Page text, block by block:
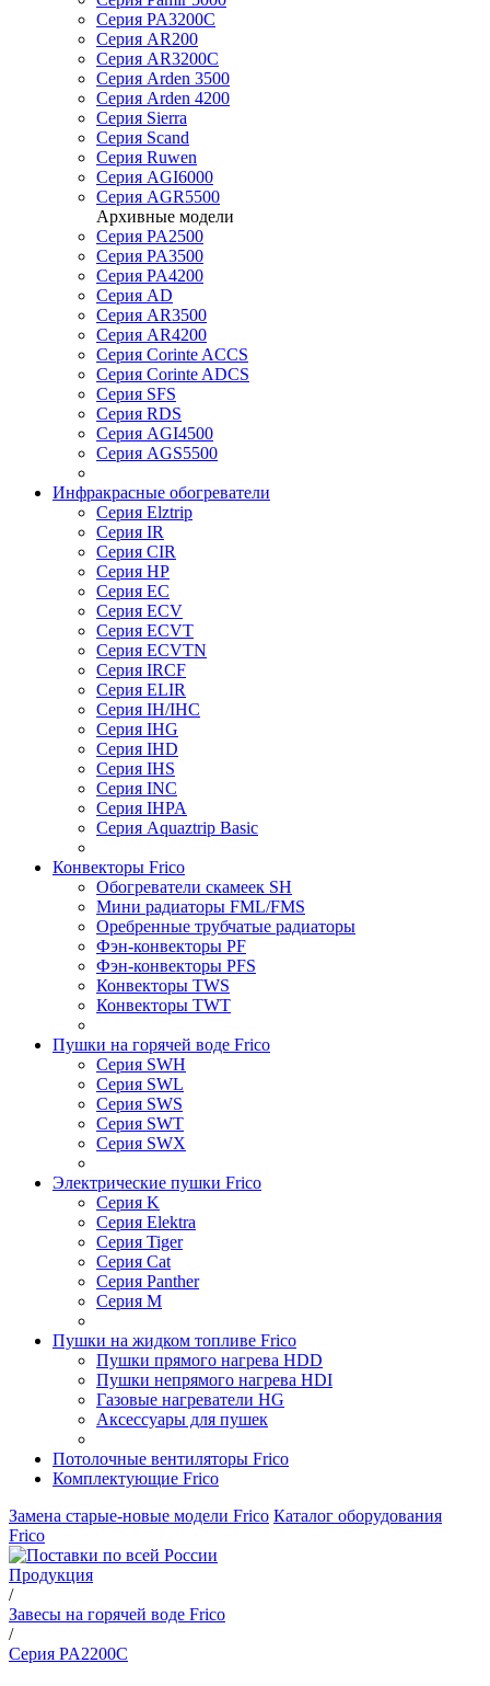
Серия PA3200C
Серия AR200
Серия AR3200C
Серия Arden 3500
Серия Arden 4200
Серия Sierra
Серия Scand
Серия Ruwen
Серия AGI6000
Серия AGR5500
Архивные модели
Серия PA2500
Серия PA3500
Серия PA4200
Серия AD
Серия AR3500
Серия AR4200
Серия Corinte ACCS
Серия Corinte ADCS
Серия SFS
Серия RDS
Серия AGI4500
Серия AGS5500
Инфракрасные обогреватели
Серия Elztrip
Серия IR
Серия CIR
Серия HP
Серия EC
Серия ECV
Серия ECVT
Серия ECVTN
Серия IRCF
Серия ELIR
Серия IH/IHC
Серия IHG
Серия IHD
Серия IHS
Серия INC
Серия IHPA
Серия Aquaztrip Basic
Конвекторы Frico
Обогреватели скамеек SH
Мини радиаторы FML/FMS
Оребренные трубчатые радиаторы
Фэн-конвекторы PF
Фэн-конвекторы PFS
Конвекторы TWS
Конвекторы TWT
Пушки на горячей воде Frico
Серия SWH
Серия SWL
Серия SWS
Серия SWT
Серия SWX
Электрические пушки Frico
Серия K
Серия Elektra
Серия Tiger
Серия Cat
Серия Panther
Серия M
Пушки на жидком топливе Frico
Пушки прямого нагрева HDD
Пушки непрямого нагрева HDI
Газовые нагреватели HG
Аксессуары для пушек
Потолочные вентиляторы Frico
Комплектующие Frico
Замена старые-новые модели Frico Каталог оборудования
Frico
Продукция
/
Завесы на горячей воде Frico
/
Серия PA2200C